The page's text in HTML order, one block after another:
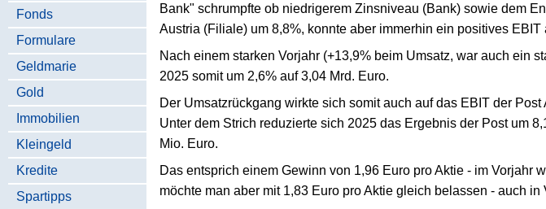
Fonds
Formulare
Geldmarie
Gold
Immobilien
Kleingeld
Kredite
Spartipps
Bank" schrumpfte ob niedrigerem Zinsniveau (Bank) sowie dem
Austria (Filiale) um 8,8%, konnte aber immerhin ein positives EBIT
Nach einem starken Vorjahr (+13,9% beim Umsatz, war auch ein
2025 somit um 2,6% auf 3,04 Mrd. Euro.
Der Umsatzrückgang wirkte sich somit auch auf das EBIT der
Unter dem Strich reduzierte sich 2025 das Ergebnis der Post um
Mio. Euro.
Das entsprich einem Gewinn von 1,96 Euro pro Aktie - im Vorjahr
möchte man aber mit 1,83 Euro pro Aktie gleich belassen - auch